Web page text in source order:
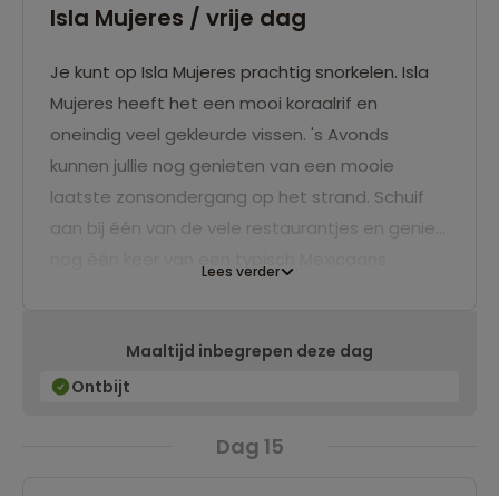
Isla Mujeres / vrije dag
Je kunt op Isla Mujeres prachtig snorkelen. Isla
Mujeres heeft het een mooi koraalrif en
oneindig veel gekleurde vissen. 's Avonds
kunnen jullie nog genieten van een mooie
laatste zonsondergang op het strand. Schuif
aan bij één van de vele restaurantjes en geniet
Lees verder
Maaltijd inbegrepen deze dag
Ontbijt
Dag 15